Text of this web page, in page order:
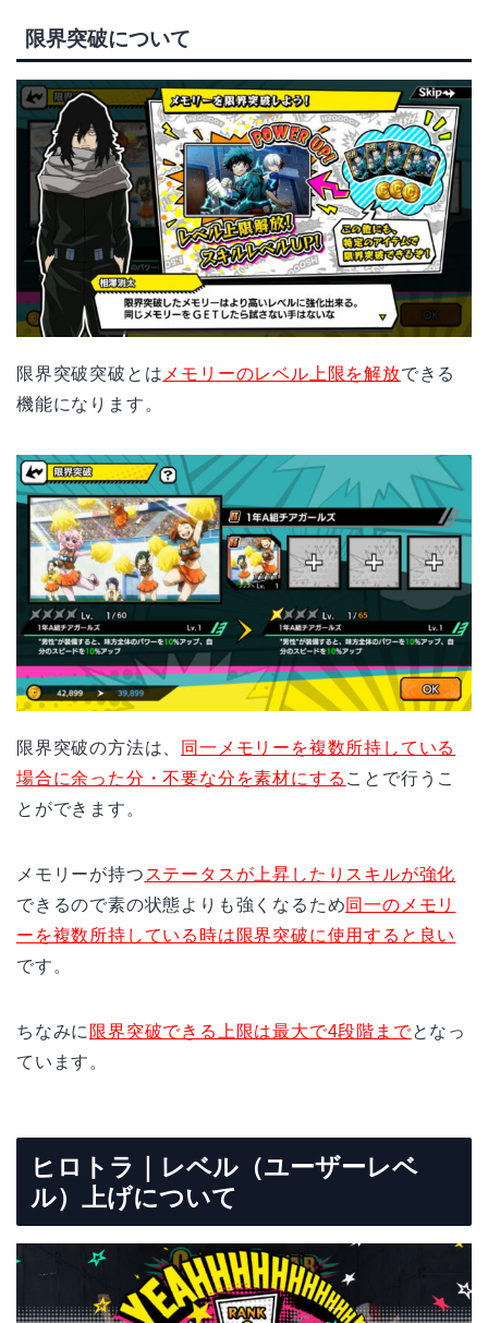
限界突破について
限界突破突破とは メモリーのレベル上限を解放できる
機能になります。
限界突破の方法は、
同一メモリーを複数所持している
場合に余った分・不要な分を素材にする ことで行うこ
とができます。
メモリーが持つ ステータスが上昇したりスキルが強化
できるので素の状態よりも強くなるため同一のメモリ
ーを複数所持している時は限界突破に使用すると良い
です。
ちなみに 限界突破できる上限は最大で4段階までとなっ
ています。
ヒロトラ｜レベル（ユーザーレベ
ル）上げについて